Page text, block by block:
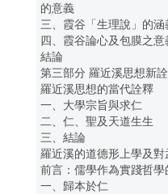
的意義
三、霞谷「生理說」的涵
四、霞谷論心及包膜之意
結論
第三部分 羅近溪思想新詮
羅近溪思想的當代詮釋
一、大學宗旨與求仁
二、仁、聖及天道生生
三、結論
羅近溪的道德形上學及
前言：儒學作為實踐哲學
一、歸本於仁